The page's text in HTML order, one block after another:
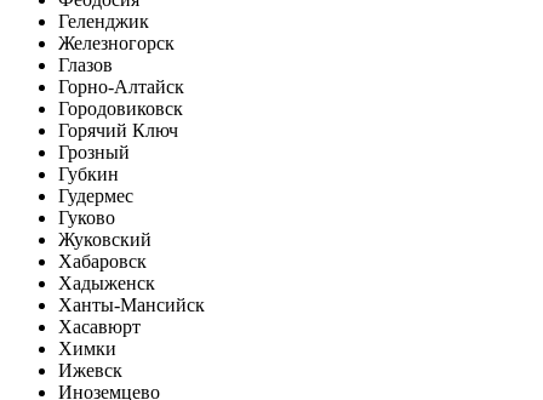
Геленджик
Железногорск
Глазов
Горно-Алтайск
Городовиковск
Горячий Ключ
Грозный
Губкин
Гудермес
Гуково
Жуковский
Хабаровск
Хадыженск
Ханты-Мансийск
Хасавюрт
Химки
Ижевск
Иноземцево